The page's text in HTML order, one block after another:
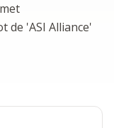
de 'ASI Alliance'